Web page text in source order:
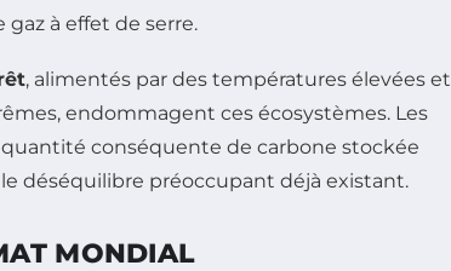
gaz à effet de serre.
, alimentés par des températures élevées et
endommagent ces écosystèmes. Les
conséquente de carbone stockée
déséquilibre préoccupant déjà existant.
MONDIAL